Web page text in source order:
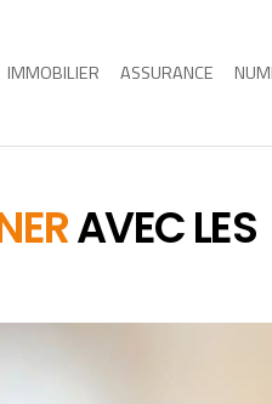
IMMOBILIER ASSURANCE
AVEC LES